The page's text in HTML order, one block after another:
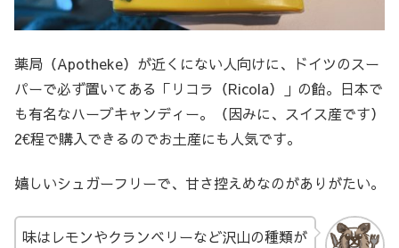
薬局（Apotheke）が近くにない人向けに、ドイツのスー
パーで必ず置いてある「リコラ（Ricola）」の飴。日本で
も有名なハーブキャンディー。（因みに、スイス産です）
2€程で購入できるのでお土産にも人気です。
嬉しいシュガーフリーで、甘さ控えめなのがありがたい。
味はレモンやクランベリーなど沢山の種類が